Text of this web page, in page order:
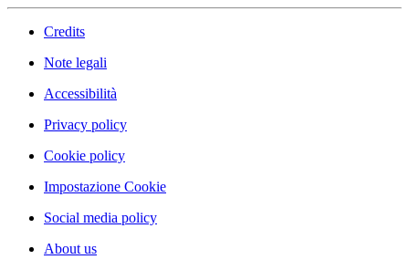
Credits
Note legali
Accessibilità
Privacy policy
Cookie policy
Impostazione Cookie
Social media policy
About us